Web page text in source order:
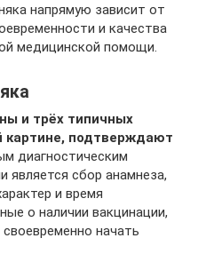
напрямую зависит от
и качества
медицинской помощи.
и трёх типичных
картине, подтверждают
диагностическим
является сбор анамнеза,
и время
о наличии вакцинации,
начать